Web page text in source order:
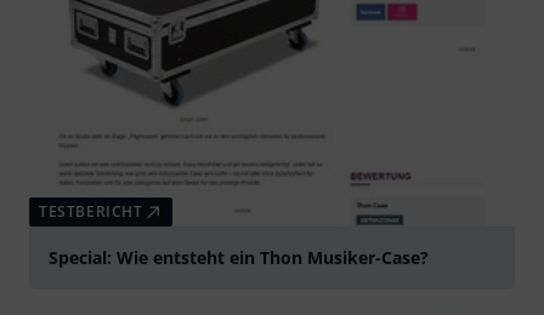
TESTBERICHT
Special: Wie entsteht ein Thon Musiker-Case?